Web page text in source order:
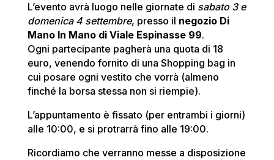
L’evento avrà luogo nelle giornate di sabato 3 e
domenica 4 settembre, presso il negozioDi
Mano In Mano di Viale Espinasse 99.
Ogni partecipante pagherà una quota di 18
euro, venendo fornito di una Shopping bag in
cui posare ogni vestito che vorrà (almeno
finché la borsa stessa non si riempie).
L’appuntamento è fissato (per entrambi i giorni)
alle 10:00, e si protrarrà fino alle 19:00.
Ricordiamo che verranno messe a disposizione